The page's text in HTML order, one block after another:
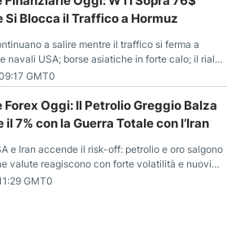
Si Blocca il Traffico a Hormuz
a salire mentre il traffico si ferma a
navali USA; borse asiatiche in forte calo; il rialzo
all’euro.
GMT0
Forex Oggi: Il Petrolio Greggio Balza
il 7% con la Guerra Totale con l’Iran
e Iran accende il risk-off: petrolio e oro salgono
valute reagiscono con forte volatilità e nuovi
GMT0